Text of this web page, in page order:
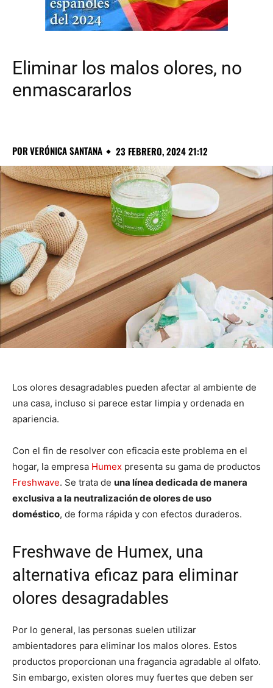
Eliminar los malos olores, no
enmascararlos
PORVERÓNICA SANTANA 23 FEBRERO, 2024 21:12
Los olores desagradables pueden afectar al ambiente de
una casa, incluso si parece estar limpia y ordenada en
apariencia.
Con el fin de resolver con eficacia este problema en el
hogar, la empresa Humex presenta su gama de productos
Freshwave. Se trata de una línea dedicada de manera
exclusiva a la neutralización de olores de uso
doméstico, de forma rápida y con efectos duraderos.
Freshwave de Humex, una
alternativa eficaz para eliminar
olores desagradables
Por lo general, las personas suelen utilizar
ambientadores para eliminar los malos olores. Estos
productos proporcionan una fragancia agradable al olfato.
Sin embargo, existen olores muy fuertes que deben ser